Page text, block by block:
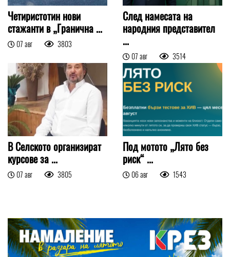
Четиристотин нови
стажанти в „Гранична ...
07 авг 3803
След намесата на
народния представител
...
07 авг 3514
В Селското организират
курсове за ...
07 авг 3805
Под мотото „Лято без
риск“ ...
06 авг 1543